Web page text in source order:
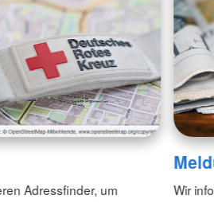
Adressfinder, um
Wir